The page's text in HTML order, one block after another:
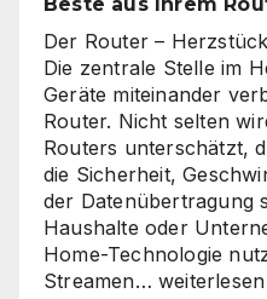
Der Router –
Die zentrale Stelle im
Geräte miteinander
Router. Nicht selten
Routers unterschätzt,
die Sicherheit,
der Datenübertragung
Haushalte oder
Home-Technologie
Streamen… Sicher,
weiterlesen